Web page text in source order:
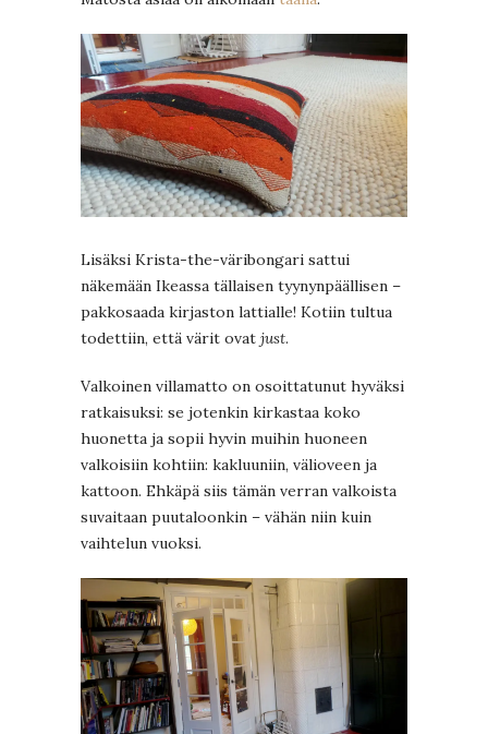
Lisäksi Krista-the-väribongari sattui
näkemään Ikeassa tällaisen tyynynpäällisen –
pakkosaada kirjaston lattialle! Kotiin tultua
todettiin, että värit ovat just.
Valkoinen villamatto on osoittatunut hyväksi
ratkaisuksi: se jotenkin kirkastaa koko
huonetta ja sopii hyvin muihin huoneen
valkoisiin kohtiin: kakluuniin, välioveen ja
kattoon. Ehkäpä siis tämän verran valkoista
suvaitaan puutaloonkin – vähän niin kuin
vaihtelun vuoksi.